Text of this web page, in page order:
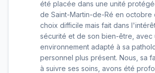
été placée dans une unité
de Saint-Martin-de-Ré en octobre
choix difficile mais fait dans
sécurité et de son bien-être, avec
environnement adapté à sa
personnel plus présent. Nous, sa
à suivre ses soins, avons été